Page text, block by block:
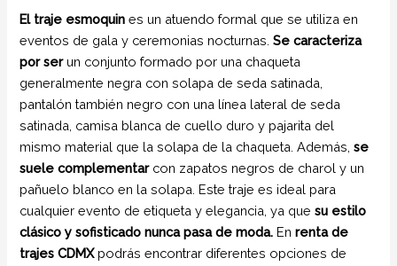
El traje esmoquin es un atuendo formal que se utiliza en
eventos de gala y ceremonias nocturnas.Se caracteriza
por serun conjunto formado por una chaqueta
generalmente negra con solapa de seda satinada,
pantalón también negro con una línea lateral de seda
satinada, camisa blanca de cuello duro y pajarita del
mismo material que la solapa de la chaqueta. Además,se
suele complementarcon zapatos negros de charol y un
pañuelo blanco en la solapa. Este traje es ideal para
cualquier evento de etiqueta y elegancia, ya quesu estilo
clásico y sofisticado nunca pasa de moda. Enrenta de
trajes CDMXpodrás encontrar diferentes opciones de